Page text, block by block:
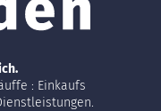
: Einkaufs